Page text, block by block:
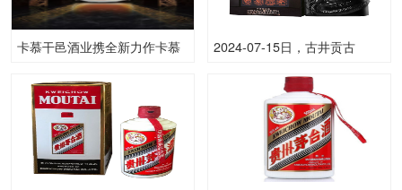
卡慕干邑酒业携全新力作卡慕
2024-07-15日，古井贡古
格是多少呢？